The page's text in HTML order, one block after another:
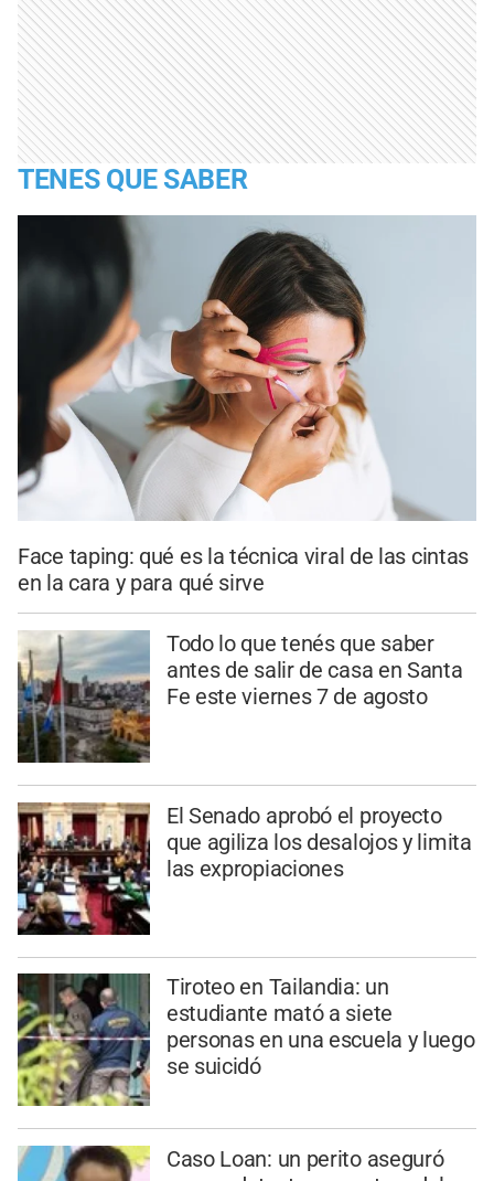
TENES QUE SABER
Face taping: qué es la técnica viral de las cintas
en la cara y para qué sirve
Todo lo que tenés que saber
antes de salir de casa en Santa
Fe este viernes 7 de agosto
El Senado aprobó el proyecto
que agiliza los desalojos y limita
las expropiaciones
Tiroteo en Tailandia: un
estudiante mató a siete
personas en una escuela y luego
se suicidó
Caso Loan: un perito aseguró